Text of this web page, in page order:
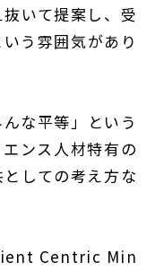
いて提案し、受
う雰囲気があり
な平等」という
ンス人材特有の
しての考え方な
Centric Min